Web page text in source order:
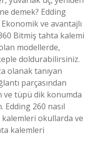
demek? Edding
ve avantajlı
Bitmiş tahta kalemi
modellerde,
doldurabilirsiniz.
olanak tanıyan
parçasından
ve tüpü dik konumda
260 nasıl
okullarda ve
kalemleri